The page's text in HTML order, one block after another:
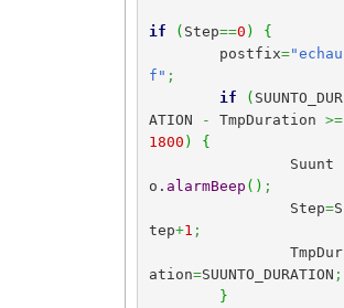
if ( Step==0 )
{
	postfix
="echau
f" ;
if
( SUUNTO_DUR
ATION
- TmpDuration >=
1800 )
{
o. alarmBeep ( ) ;
		Step
=S
tep+1 ;
ation=SUUNTO_DURATION ;
}